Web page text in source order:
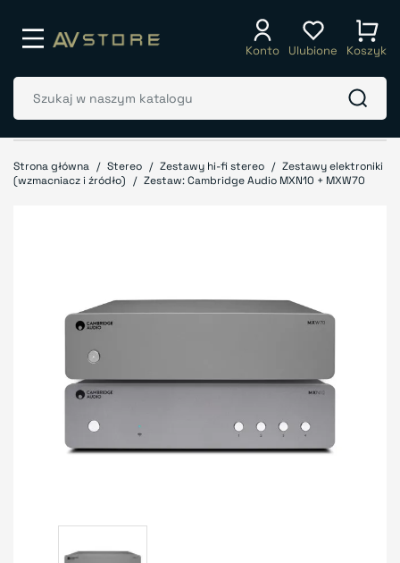
Konto Ulubione Koszyk
Strona główna Stereo Zestawy hi-fi stereo
Zestawy elektroniki
(wzmacniacz i źródło)
Zestaw: Cambridge Audio MXN10 + MXW70